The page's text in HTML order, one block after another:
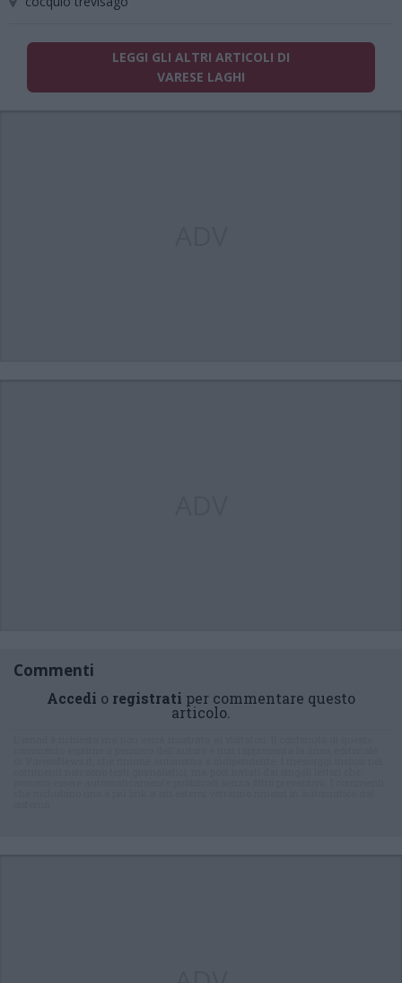
LEGGI GLI ALTRI ARTICOLI DI
VARESE LAGHI
Commenti
Accedi o registrati per commentare questo
articolo.